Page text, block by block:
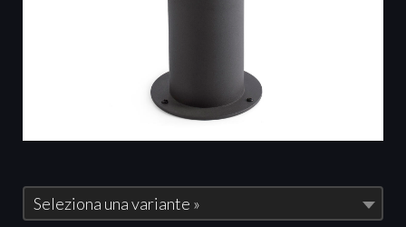
Seleziona una variante »